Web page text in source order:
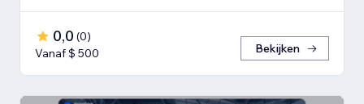
0,0 (0)
Vanaf $ 500
Bekijken